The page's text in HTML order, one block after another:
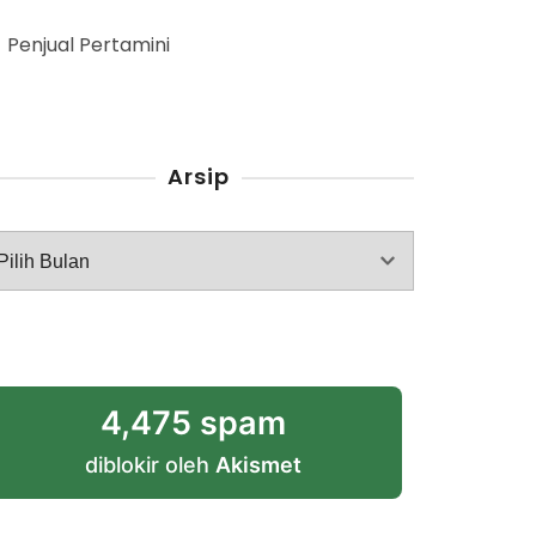
Penjual Pertamini
Arsip
4,475 spam
diblokir oleh Akismet